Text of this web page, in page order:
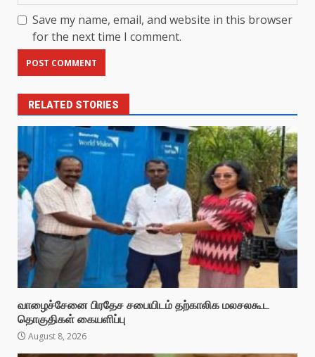
Save my name, email, and website in this browser
for the next time I comment.
RELATED STORIES
வாழைச்சேனை பிரதேச சபையிடம் தற்காலிக மலசலகூட
தொகுதிகள் கையளிப்பு
August 8, 2026